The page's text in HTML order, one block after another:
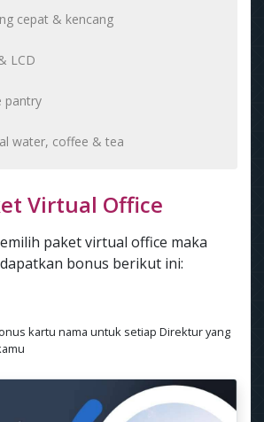
cepat & kencang
LCD
pantry
water, coffee & tea
Virtual Office
paket virtual office maka
bonus berikut ini:
kartu nama untuk setiap Direktur yang